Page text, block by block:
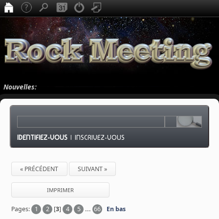
Nouvelles:
IDENTIFIEZ-VOUS |INSCRIVEZ-VOUS
« PRÉCÉDENT SUIVANT »
IMPRIMER
Pages: 1 2 [3] 4 5 ...66 En bas